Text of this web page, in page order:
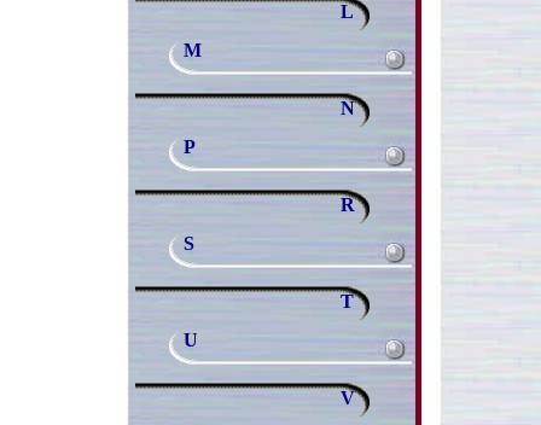
L
M
N
P
R
S
T
U
V